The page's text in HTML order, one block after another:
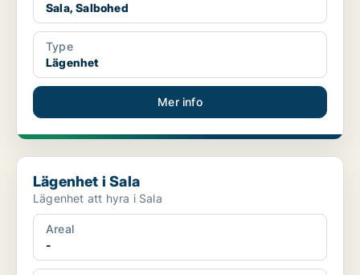
Sala, Salbohed
Type
Lägenhet
Mer info
Lägenhet i Sala
Lägenhet i Sala
Lägenhet att hyra i Sala
Areal
-